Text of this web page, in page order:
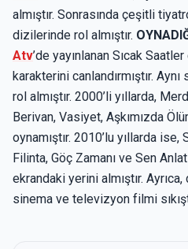
almıştır. Sonrasında çeşitli
dizilerinde rol almıştır.
Atv’de yayınlanan Sıcak
karakterini canlandırmıştır.
rol almıştır. 2000’li yıllarda,
Berivan, Vasiyet, Aşkımızda
oynamıştır. 2010’lu yıllarda ise,
Filinta, Göç Zamanı ve Sen
ekrandaki yerini almıştır.
sinema ve televizyon filmi